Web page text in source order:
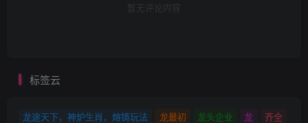
暂无评论内容
标签云
龙途天下，神炉生肖，熔铸玩法 龙最初 龙头企业 龙 齐全